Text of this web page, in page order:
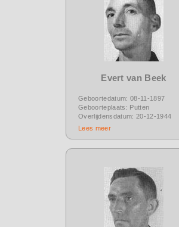
Evert van Beek
Geboortedatum: 08-11-1897
Geboorteplaats: Putten
Overlijdensdatum: 20-12-1944
Lees meer